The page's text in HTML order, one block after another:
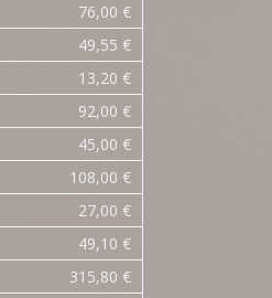
76,00 €
49,55 €
13,20 €
92,00 €
45,00 €
108,00 €
27,00 €
49,10 €
315,80 €